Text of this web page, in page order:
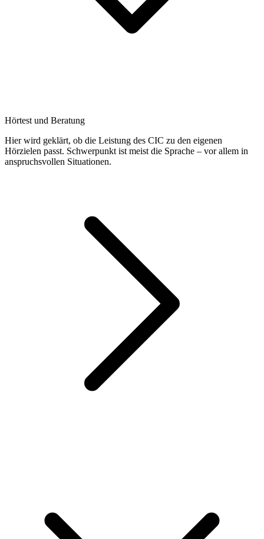
Hörtest und Beratung
Hier wird geklärt, ob die Leistung des CIC zu den eigenen
Hörzielen passt. Schwerpunkt ist meist die Sprache – vor allem in
anspruchsvollen Situationen.